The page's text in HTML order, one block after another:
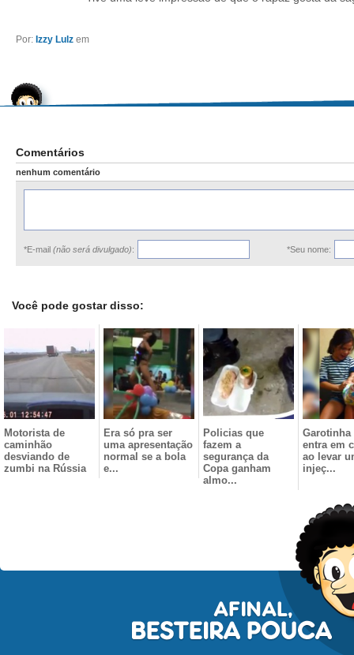
Por: Izzy Lulz em
Comentários
nenhum comentário
*E-mail (não será divulgado): *Seu nome:
Você pode gostar disso:
Motorista de
caminhão
desviando de
zumbi na Rússia
Era só pra ser
uma apresentação
normal se a bola
e...
Policias que
fazem a
segurança da
Copa ganham
almo...
Garotinha
entra em
ao levar
injeç...